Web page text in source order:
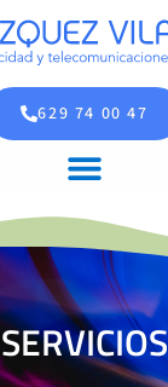
629 74 00 47
SERVICIOS